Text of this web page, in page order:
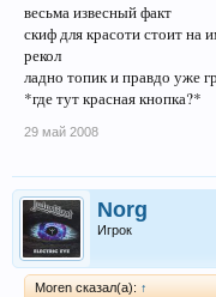
весьма извесный факт
скиф для красоти стоит на
рекол
ладно топик и правдо уже
*где тут красная кнопка?*
29 май 2008
Norg
Игрок
Moren сказал(а): ↑